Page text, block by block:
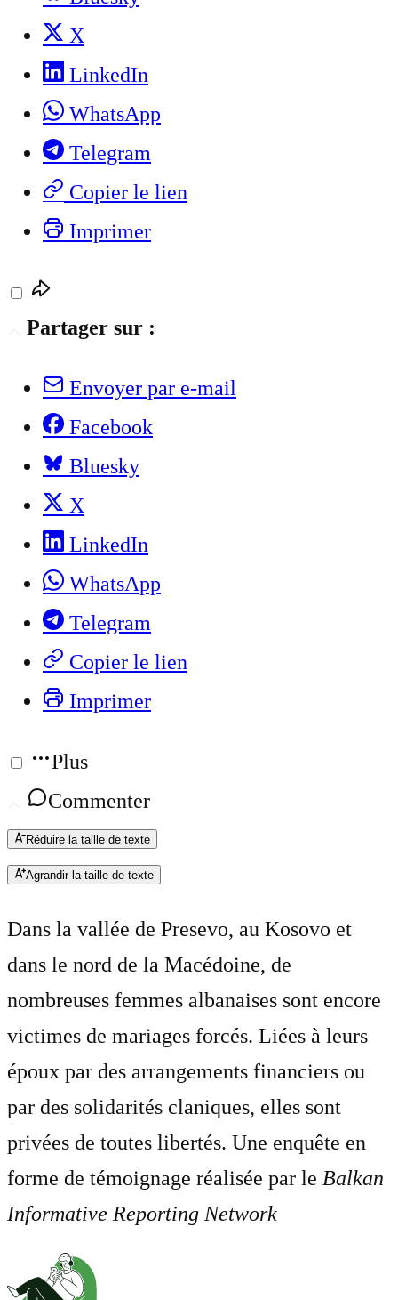
X
LinkedIn
WhatsApp
Telegram
Copier le lien
Imprimer
Partager sur :
Envoyer par e-mail
Facebook
Bluesky
X
LinkedIn
WhatsApp
Telegram
Copier le lien
Imprimer
Plus
Commenter
Réduire la taille de texte
Agrandir la taille de texte
Dans la vallée de Presevo, au Kosovo et
dans le nord de la Macédoine, de
nombreuses femmes albanaises sont encore
victimes de mariages forcés. Liées à leurs
époux par des arrangements financiers ou
par des solidarités claniques, elles sont
privées de toutes libertés. Une enquête en
forme de témoignage réalisée par le Balkan
Informative Reporting Network